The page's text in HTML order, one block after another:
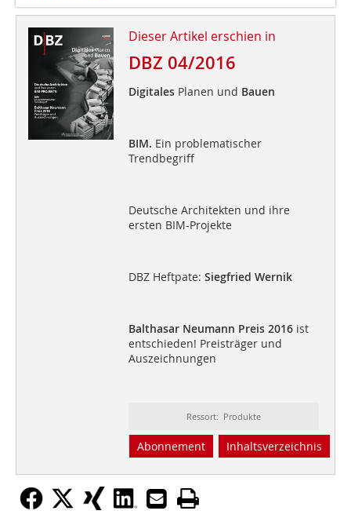
Dieser Artikel erschien in
DBZ 04/2016
DigitalesPlanen und Bauen
BIM. Ein problematischer
Trendbegriff
Deutsche Architekten und ihre
ersten BIM-Projekte
DBZ Heftpate: Siegfried Wernik
Balthasar Neumann Preis 2016ist
entschieden! Preisträger und
Auszeichnungen
Ressort: Produkte
Abonnement Inhaltsverzeichnis